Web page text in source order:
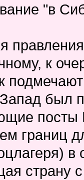
"в
к
был
посты
границ
страну